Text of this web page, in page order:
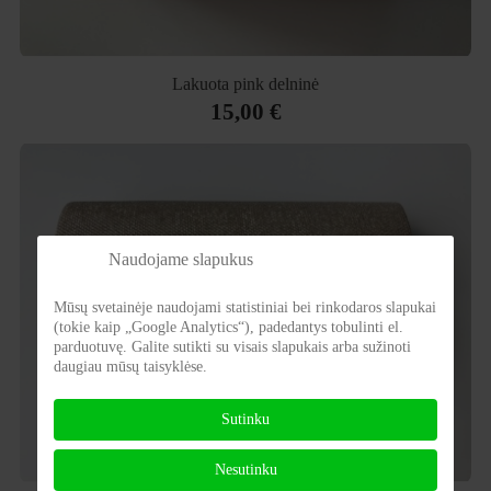
Lakuota pink delninė
15,00 €
Naudojame slapukus
Mūsų svetainėje naudojami statistiniai bei rinkodaros slapukai
(tokie kaip „Google Analytics“), padedantys tobulinti el.
parduotuvę. Galite sutikti su visais slapukais arba sužinoti
daugiau mūsų taisyklėse.
Sutinku
Nesutinku